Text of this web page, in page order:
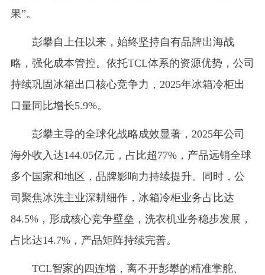
果”。
彭攀自上任以来，始终坚持自有品牌出海战
略，强化成本管控。依托TCL体系的资源优势，公司
持续巩固冰箱出口核心竞争力，2025年冰箱冷柜出
口量同比增长5.9%。
彭攀主导的全球化战略成效显著，2025年公司
海外收入达144.05亿元，占比超77%，产品远销全球
多个国家和地区，品牌影响力持续提升。同时，公
司聚焦冰洗主业深耕细作，冰箱冷柜业务占比达
84.5%，形成核心竞争壁垒，洗衣机业务稳步发展，
占比达14.7%，产品矩阵持续完善。
TCL智家的四连增，离不开彭攀的精准掌舵、